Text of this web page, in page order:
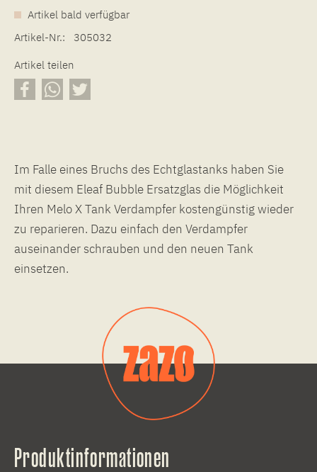
Artikel bald verfügbar
Artikel-Nr.:
305032
Artikel teilen
Im Falle eines Bruchs des Echtglastanks haben Sie
mit diesem Eleaf Bubble Ersatzglas die Möglichkeit
Ihren Melo X Tank Verdampfer kostengünstig wieder
zu reparieren. Dazu einfach den Verdampfer
auseinander schrauben und den neuen Tank
einsetzen.
Produktinformationen